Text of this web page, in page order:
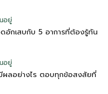
อยู่
อักเสบกับ 5 อาการที่ต้องรู้ทัน
อยู่
ลอย่างไร ตอบทุกข้อสงสัยที่